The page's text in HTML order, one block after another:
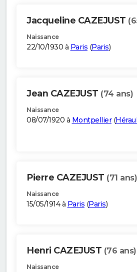
Jacqueline CAZEJUST
Naissance
22/10/1930 à Paris (Paris)
Jean CAZEJUST (74 ans)
Naissance
08/07/1920 à Montpellier(
Pierre CAZEJUST (71 ans)
Naissance
15/05/1914 à Paris (Paris)
Henri CAZEJUST (76 ans)
Naissance